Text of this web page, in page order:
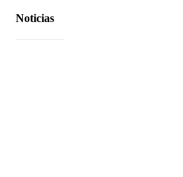
Noticias